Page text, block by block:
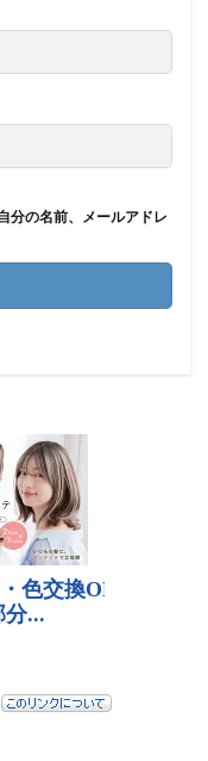
分の名前、メールアドレ